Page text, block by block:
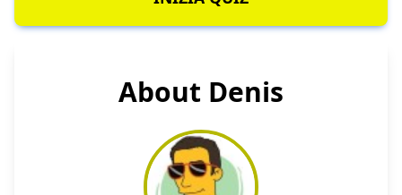
About Denis